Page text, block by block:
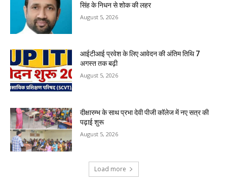
सिंह के निधन से शोक की लहर
August 5, 2026
आईटीआई प्रवेश के लिए आवेदन की अंतिम तिथि 7
अगस्त तक बढ़ी
August 5, 2026
दीक्षारम्भ के साथ प्रभा देवी पीजी कॉलेज में नए सत्र की
पढ़ाई शुरू
August 5, 2026
Load more